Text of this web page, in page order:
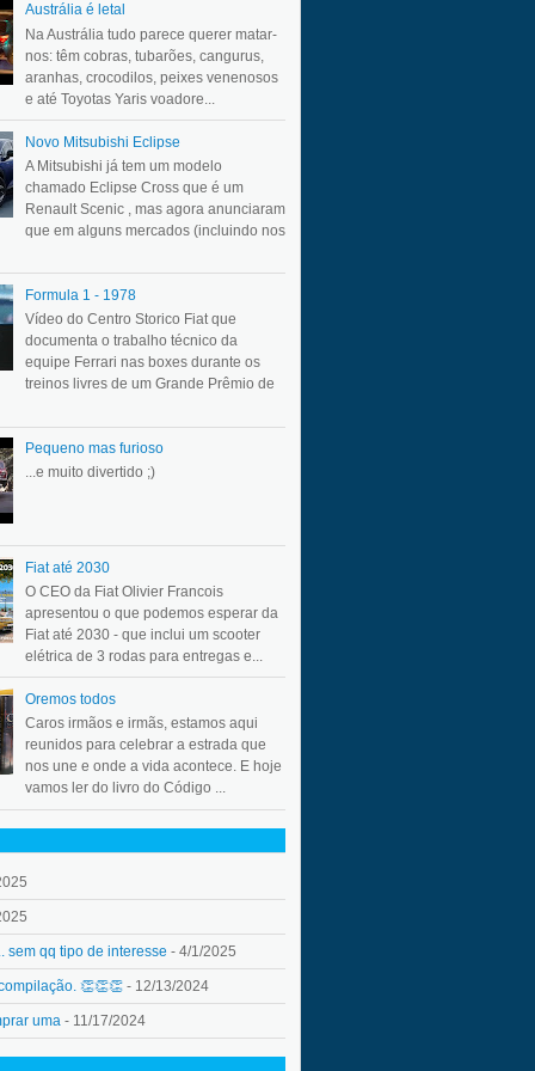
Austrália é letal
Na Austrália tudo parece querer matar-
nos: têm cobras, tubarões, cangurus,
aranhas, crocodilos, peixes venenosos
e até Toyotas Yaris voadore...
Novo Mitsubishi Eclipse
A Mitsubishi já tem um modelo
chamado Eclipse Cross que é um
Renault Scenic , mas agora anunciaram
que em alguns mercados (incluindo nos
Formula 1 - 1978
Vídeo do Centro Storico Fiat que
documenta o trabalho técnico da
equipe Ferrari nas boxes durante os
treinos livres de um Grande Prêmio de
Pequeno mas furioso
...e muito divertido ;)
Fiat até 2030
O CEO da Fiat Olivier Francois
apresentou o que podemos esperar da
Fiat até 2030 - que inclui um scooter
elétrica de 3 rodas para entregas e...
Oremos todos
Caros irmãos e irmãs, estamos aqui
reunidos para celebrar a estrada que
nos une e onde a vida acontece. E hoje
vamos ler do livro do Código ...
sem qq tipo de interesse - 4/1/2025
👏👏👏 - 12/13/2024
uma - 11/17/2024